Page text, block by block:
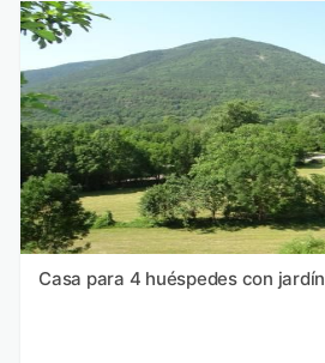
Casa para 4 huéspedes con jardín